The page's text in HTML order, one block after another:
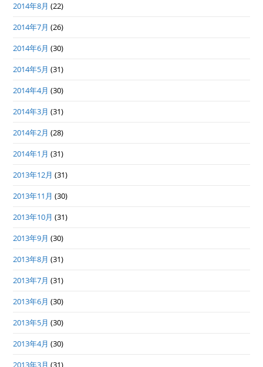
2014年8月 (22)
2014年7月 (26)
2014年6月 (30)
2014年5月 (31)
2014年4月 (30)
2014年3月 (31)
2014年2月 (28)
2014年1月 (31)
2013年12月 (31)
2013年11月 (30)
2013年10月 (31)
2013年9月 (30)
2013年8月 (31)
2013年7月 (31)
2013年6月 (30)
2013年5月 (30)
2013年4月 (30)
2013年3月 (31)